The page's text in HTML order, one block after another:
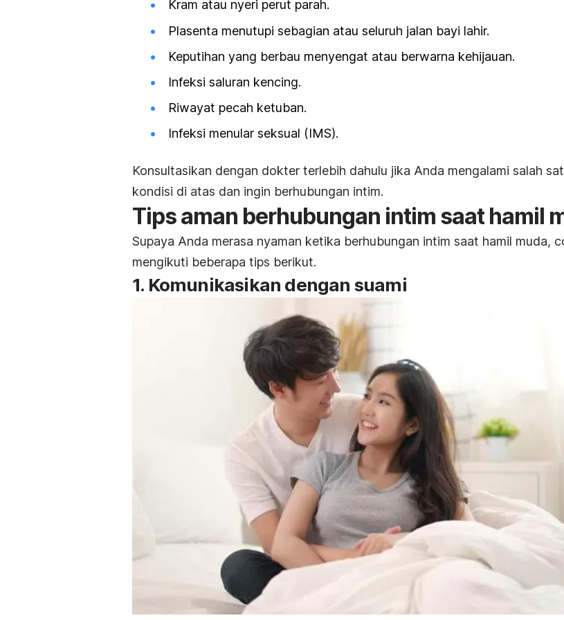
Kram atau nyeri perut parah.
Plasenta menutupi sebagian atau seluruh jalan bayi lahir.
Keputihan yang berbau menyengat atau berwarna kehijauan.
Infeksi saluran kencing.
Riwayat pecah ketuban.
Infeksi menular seksual (IMS).
Konsultasikan dengan dokter terlebih dahulu jika Anda mengalami salah
kondisi di atas dan ingin berhubungan intim.
Tips aman berhubungan intim saat hamil
Supaya Anda merasa nyaman ketika berhubungan intim saat hamil muda,
mengikuti beberapa tips berikut.
1. Komunikasikan dengan suami